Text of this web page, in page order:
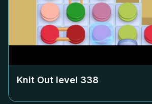
Knit Out level 338